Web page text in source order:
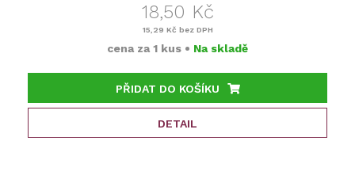
18,50 Kč
15,29 Kč bez DPH
cena za 1 kus • Na skladě
PŘIDAT DO KOŠÍKU
DETAIL